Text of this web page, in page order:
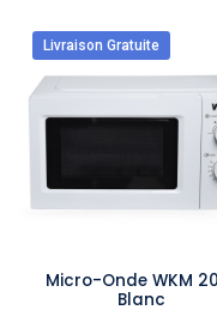
Livraison Gratuite
Micro-Onde WKM
Blanc